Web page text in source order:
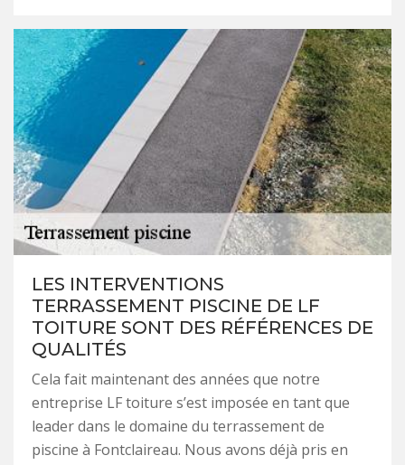
LES INTERVENTIONS
TERRASSEMENT PISCINE DE LF
TOITURE SONT DES RÉFÉRENCES DE
QUALITÉS
Cela fait maintenant des années que notre
entreprise LF toiture s’est imposée en tant que
leader dans le domaine du terrassement de
piscine à Fontclaireau. Nous avons déjà pris en